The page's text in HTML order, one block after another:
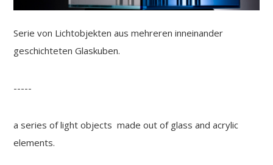
Serie von Lichtobjekten aus mehreren inneinander
geschichteten Glaskuben.
-----
a series of light objects made out of glass and acrylic
elements.